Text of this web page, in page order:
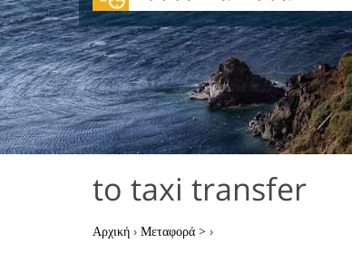
to taxi transfer
Αρχική › Μεταφορά > ›